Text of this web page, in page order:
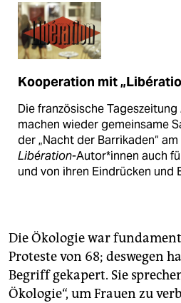
Kooperation mit
Die französische Tageszeitung
machen wieder gemeinsame
der „Nacht der Barrikaden“
Libération-Autor*innen auch
und von ihren Eindrücken und
Die Ökologie war
Proteste von 68; deswegen
Begriff gekapert. Sie
Ökologie“, um Frauen zu